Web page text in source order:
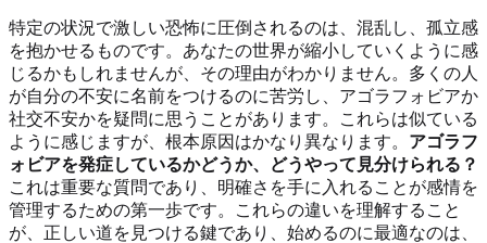
特定の状況で激しい恐怖に圧倒されるのは、混乱し、孤立感
を抱かせるものです。あなたの世界が縮小していくように感
じるかもしれませんが、その理由がわかりません。多くの人
が自分の不安に名前をつけるのに苦労し、アゴラフォビアか
社交不安かを疑問に思うことがあります。これらは似ている
ように感じますが、根本原因はかなり異なります。 アゴラフ
ォビアを発症しているかどうか、どうやって見分けられる？
これは重要な質問であり、明確さを手に入れることが感情を
管理するための第一歩です。これらの違いを理解すること
が、正しい道を見つける鍵であり、始めるのに最適なのは、